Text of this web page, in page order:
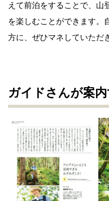
えて前泊をすることで、山
を楽しむことができます。
方に、ぜひマネしていただ
ガイドさんが案